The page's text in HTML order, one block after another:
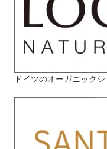
ドイツのオーガニック